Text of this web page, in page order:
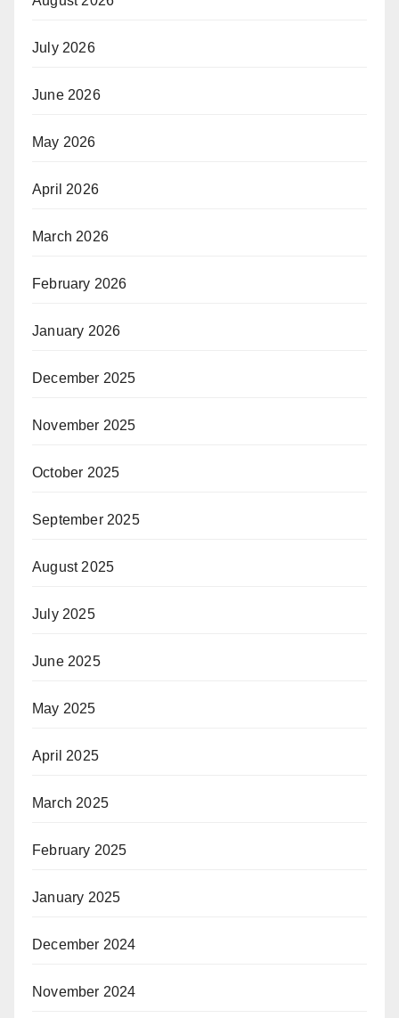
July 2026
June 2026
May 2026
April 2026
March 2026
February 2026
January 2026
December 2025
November 2025
October 2025
September 2025
August 2025
July 2025
June 2025
May 2025
April 2025
March 2025
February 2025
January 2025
December 2024
November 2024